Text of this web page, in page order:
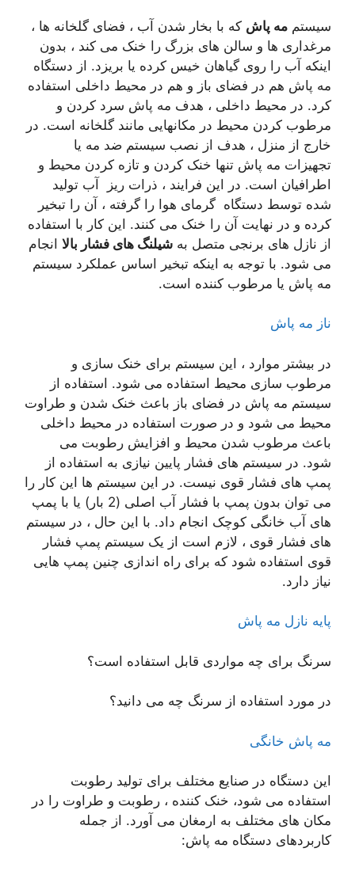
سیستم مه پاش که با بخار شدن آب ، فضای گلخانه ها ،
مرغداری ها و سالن های بزرگ را خنک می کند ، بدون
اینکه آب را روی گیاهان خیس کرده یا بریزد. از دستگاه
مه پاش هم در فضای باز و هم در محیط داخلی استفاده
کرد. در محیط داخلی ، هدف مه پاش سرد کردن و
مرطوب کردن محیط در مکانهایی مانند گلخانه است. در
خارج از منزل ، هدف از نصب سیستم ضد مه یا
تجهیزات مه پاش تنها خنک کردن و تازه کردن محیط و
اطرافیان است. در این فرایند ، ذرات ریز آب تولید
شده توسط دستگاه گرمای هوا را گرفته ، آن را تبخیر
کرده و در نهایت آن را خنک می کنند. این کار با استفاده
از نازل های برنجی متصل به شیلنگ های فشار بالا انجام
می شود. با توجه به اینکه تبخیر اساس عملکرد سیستم
مه پاش یا مرطوب کننده است.
ناز مه پاش
در بیشتر موارد ، این سیستم برای خنک سازی و
مرطوب سازی محیط استفاده می شود. استفاده از
سیستم مه پاش در فضای باز باعث خنک شدن و طراوت
محیط می شود و در صورت استفاده در محیط داخلی
باعث مرطوب شدن محیط و افزایش رطوبت می
شود. در سیستم های فشار پایین نیازی به استفاده از
پمپ های فشار قوی نیست. در این سیستم ها این کار را
می توان بدون پمپ با فشار آب اصلی (2 بار) یا با پمپ
های آب خانگی کوچک انجام داد. با این حال ، در سیستم
های فشار قوی ، لازم است از یک سیستم پمپ فشار
قوی استفاده شود که برای راه اندازی چنین پمپ هایی
نیاز دارد.
پایه نازل مه پاش
سرنگ برای چه مواردی قابل استفاده است؟
در مورد استفاده از سرنگ چه می دانید؟
مه پاش خانگی
این دستگاه در صنایع مختلف برای تولید رطوبت
استفاده می شود، خنک کننده ، رطوبت و طراوت را در
مکان های مختلف به ارمغان می آورد. از جمله
کاربردهای دستگاه مه پاش: